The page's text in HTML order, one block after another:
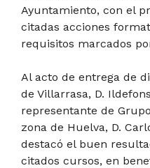
Ayuntamiento, con el
citadas acciones
requisitos marcados
Al acto de entrega de
de Villarrasa, D.
representante de
zona de Huelva, D.
destacó el buen
citados cursos, en